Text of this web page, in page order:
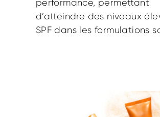
performance, permettant
d’atteindre des niveaux
SPF dans les formulations